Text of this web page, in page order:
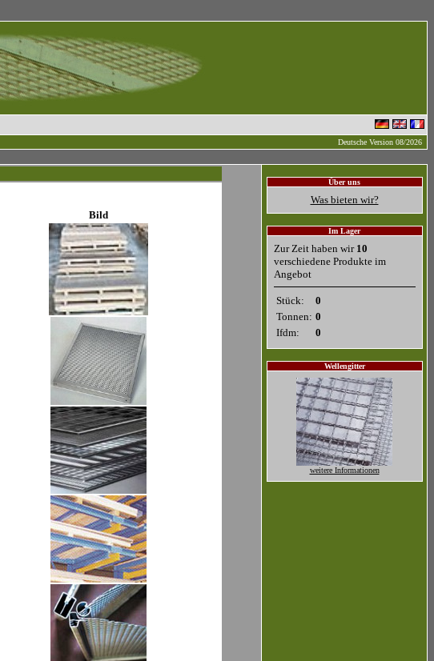
Deutsche Version 08/2026
Bild
Über uns
Was bieten wir?
Im Lager
Zur Zeit haben wir 10
verschiedene Produkte im
Angebot
Stück:
0
Tonnen: 0
Ifdm:
0
Wellengitter
weitere Informationen